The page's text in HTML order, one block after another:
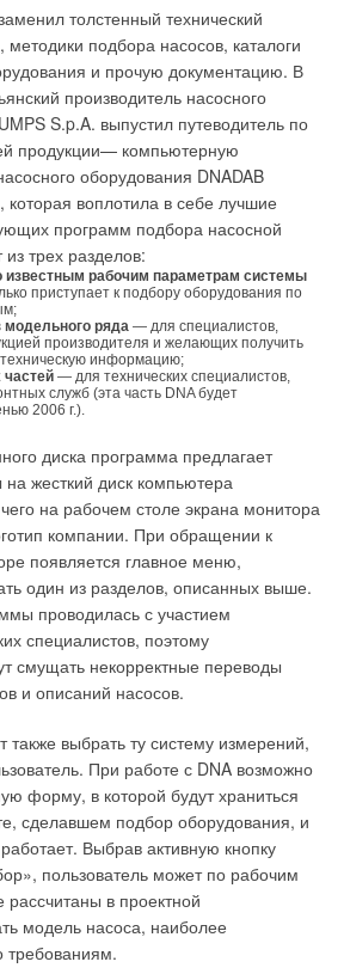
толстенный технический
методики подбора насосов, каталоги
и прочую документацию. В
производитель насосного
S.p.A. выпустил путеводитель по
продукции— компьютерную
оборудования DNADAB
воплотила в себе лучшие
программ подбора насосной
из трех разделов:
известным рабочим параметрам системы
приступает к подбору оборудования по
модельного ряда — для специалистов,
производителя и желающих получить
информацию;
— для технических специалистов,
служб (эта часть DNA будет
2006 г.).
диска программа предлагает
жесткий диск компьютера
на рабочем столе экрана монитора
компании. При обращении к
появляется главное меню,
один из разделов, описанных выше.
проводилась с участием
специалистов, поэтому
смущать некорректные переводы
и описаний насосов.
также выбрать ту систему измерений,
При работе с DNA возможно
форму, в которой будут храниться
сделавшем подбор оборудования, и
Выбрав активную кнопку
пользователь может по рабочим
в проектной
модель насоса, наиболее
требованиям.
2. Устройство
помещения
с переменным
воздуха
3. Схема системы с
расходом
на примере
4. Регулятор расхода
TVR-Easy
5. Монтаж VAV-
6. Схема
для
с
расхода
и вытяжного
с переменным
тем не менее, предлагались для
ограниченном количестве регионов
благоприятным качеством сетевой
рыночные отношения в наши
внедряться сначала зарубежные, а
отопительные приборы, о которых
известно. Это приборы из
палитра тонкостенных стальных
радиаторов, а также
и конвекторы, и, наконец,
конвекторы. В
радиаторы составляют лишь
отопления, остальная половина в
стальные радиаторы,
отечественном рынке можно
Чехии, Италии, Испании, а также их
Чугун — материал, обладающий
нейтральный по отношению
Именно поэтому
использовать в системах
теплоносителя
загрязненность и пр.). При этом
хрупким материалом, и для
свойствах, следует
инерционность,
системам отопления это
недостатком.
различают панельные и трубчатые.
— высокоэффективные
в большинстве случаев на
атм, опрессовочное 13 атм.Лидерами